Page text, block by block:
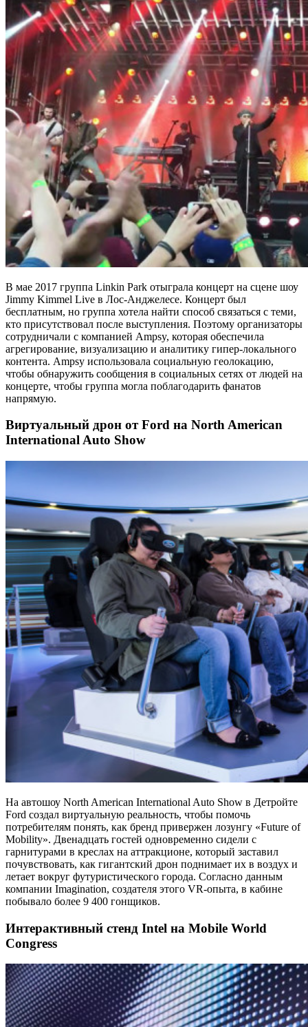
В мае 2017 группа Linkin Park отыграла концерт на сцене шоу
Jimmy Kimmel Live в Лос-Анджелесе. Концерт был
бесплатным, но группа хотела найти способ связаться с теми,
кто присутствовал после выступления. Поэтому организаторы
сотрудничали с компанией Ampsy, которая обеспечила
агрегирование, визуализацию и аналитику гипер-локального
контента. Ampsy использовала социальную геолокацию,
чтобы обнаружить сообщения в социальных сетях от людей на
концерте, чтобы группа могла поблагодарить фанатов
напрямую.
Виртуальный дрон от Ford на North American
International Auto Show
На автошоу North American International Auto Show в Детройте
Ford создал виртуальную реальность, чтобы помочь
потребителям понять, как бренд привержен лозунгу «Future of
Mobility». Двенадцать гостей одновременно сидели с
гарнитурами в креслах на аттракционе, который заставил
почувствовать, как гигантский дрон поднимает их в воздух и
летает вокруг футуристического города. Согласно данным
компании Imagination, создателя этого VR-опыта, в кабине
побывало более 9 400 гонщиков.
Интерактивный стенд Intel на Mobile World
Congress